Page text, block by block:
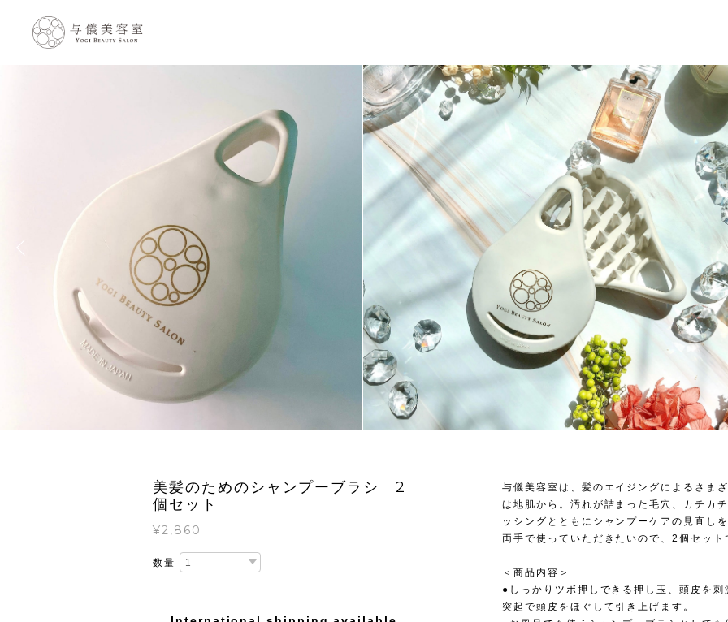
美髪のためのシャンプーブラシ 2
個セット
¥2,860
数量
与儀美容室は、髪のエイジングによるさま
は地肌から。汚れが詰まった毛穴、カチカ
ッシングとともにシャンプーケアの見直し
両手で使っていただきたいので、2個セット
＜商品内容＞
●しっかりツボ押しできる押し玉、頭皮を
突起で頭皮をほぐして引き上げます。